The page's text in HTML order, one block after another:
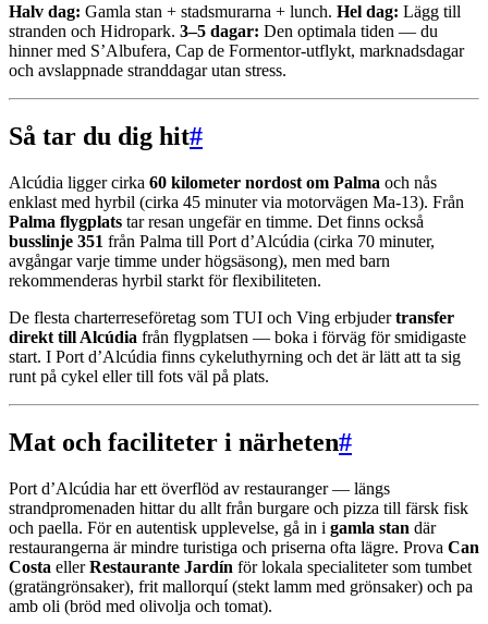
Halv dag: Gamla stan + stadsmurarna + lunch. Hel dag: Lägg till
stranden och Hidropark. 3–5 dagar: Den optimala tiden — du
hinner med S’Albufera, Cap de Formentor-utflykt, marknadsdagar
och avslappnade stranddagar utan stress.
Så tar du dig hit#
Alcúdia ligger cirka 60 kilometer nordost om Palma och nås
enklast med hyrbil (cirka 45 minuter via motorvägen Ma-13). Från
Palma flygplats tar resan ungefär en timme. Det finns också
busslinje 351 från Palma till Port d’Alcúdia (cirka 70 minuter,
avgångar varje timme under högsäsong), men med barn
rekommenderas hyrbil starkt för flexibiliteten.
De flesta charterreseföretag som TUI och Ving erbjudertransfer
direkt till Alcúdia från flygplatsen — boka i förväg för smidigaste
start. I Port d’Alcúdia finns cykeluthyrning och det är lätt att ta sig
runt på cykel eller till fots väl på plats.
Mat och faciliteter i närheten#
Port d’Alcúdia har ett överflöd av restauranger — längs
strandpromenaden hittar du allt från burgare och pizza till färsk fisk
och paella. För en autentisk upplevelse, gå in i gamla stan där
restaurangerna är mindre turistiga och priserna ofta lägre. Prova Can
Costa ellerRestaurante Jardín för lokala specialiteter som tumbet
(gratängrönsaker), frit mallorquí (stekt lamm med grönsaker) och pa
amb oli (bröd med olivolja och tomat).